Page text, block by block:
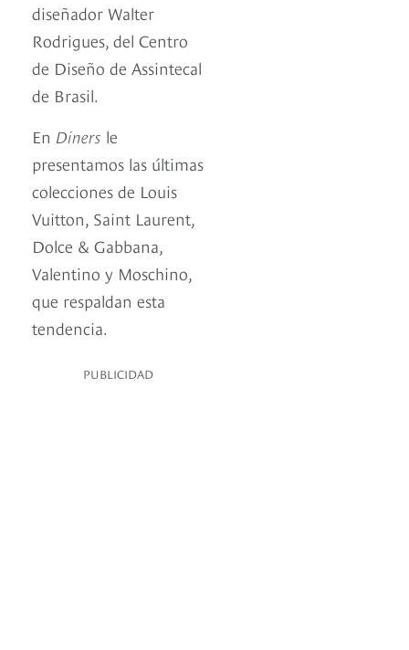
diseñador Walter
Rodrigues, del Centro
de Diseño de Assintecal
de Brasil.
En Diners le
presentamos las últimas
colecciones de Louis
Vuitton, Saint Laurent,
Dolce & Gabbana,
Valentino y Moschino,
que respaldan esta
tendencia.
PUBLICIDAD